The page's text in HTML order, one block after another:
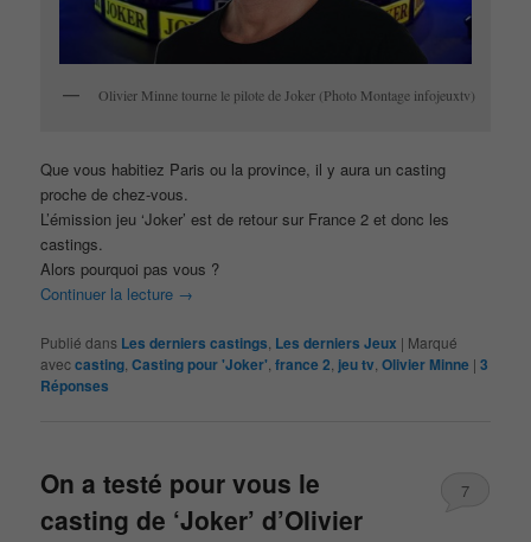
Olivier Minne tourne le pilote de Joker (Photo Montage infojeuxtv)
Que vous habitiez Paris ou la province, il y aura un casting
proche de chez-vous.
L’émission jeu ‘Joker’ est de retour sur France 2 et donc les
castings.
Alors pourquoi pas vous ?
Continuer la lecture →
Publié dans Les derniers castings Les derniers Jeux | Marqué
aveccasting ,Casting pour 'Joker' ,france 2 jeu tv ,Olivier Minne |3
Réponses
On a testé pour vous le
casting de ‘Joker’ d’Olivier
7